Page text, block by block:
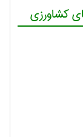
کشاورزی